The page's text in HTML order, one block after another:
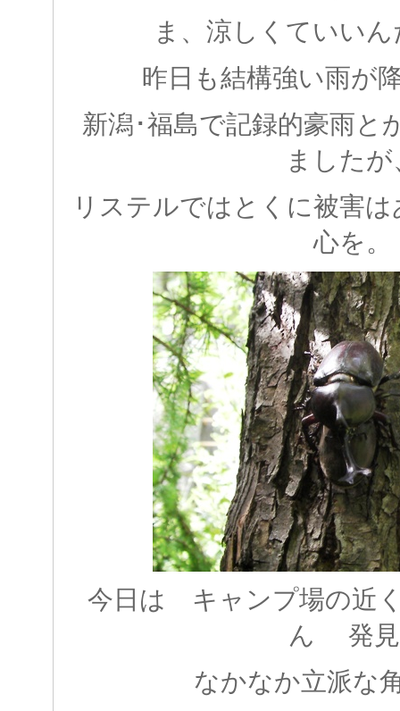
ま、涼しくていい
昨日も結構強い雨が
新潟･福島で記録的豪雨と
ましたが
リステルではとくに被害
心を。
今日は キャンプ場の近
ん 発見
なかなか立派な